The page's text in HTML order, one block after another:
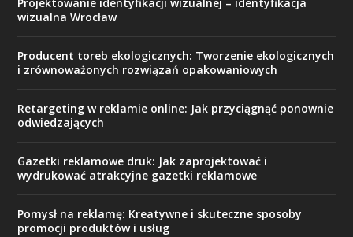
wizualna Wrocław
Producent toreb ekologicznych: Tworzenie ekologicznych
i zrównoważonych rozwiązań opakowaniowych
Retargeting w reklamie online: Jak przyciągnąć ponownie
odwiedzających
Gazetki reklamowe druk: Jak zaprojektować i
wydrukować atrakcyjne gazetki reklamowe
Pomysł na reklamę: Kreatywne i skuteczne sposoby
promocji produktów i usług